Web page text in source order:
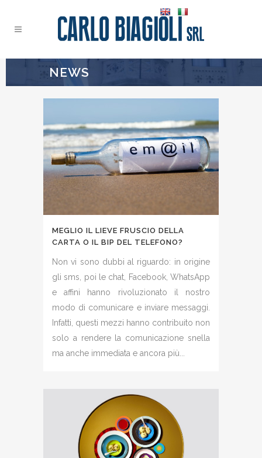
NEWS
MEGLIO IL LIEVE FRUSCIO DELLA
CARTA O IL BIP DEL TELEFONO?
Non vi sono dubbi al riguardo: in origine
gli sms, poi le chat, Facebook, WhatsApp
e affini hanno rivoluzionato il nostro
modo di comunicare e inviare messaggi.
Infatti, questi mezzi hanno contribuito non
solo a rendere la comunicazione snella
ma anche immediata e ancora più...